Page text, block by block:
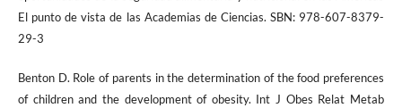
El punto de vista de las Academias de Ciencias. SBN: 978-607-8379-
29-3
Benton D. Role of parents in the determination of the food preferences
of children and the development of obesity. Int J Obes Relat Metab